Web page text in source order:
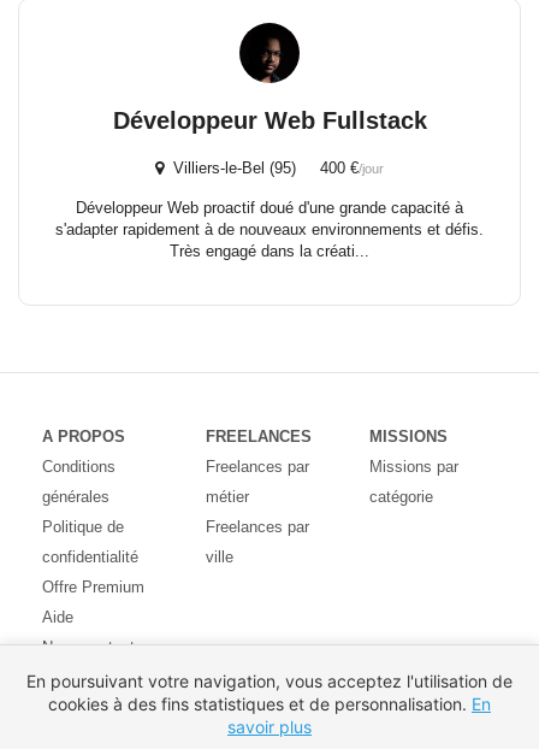
Développeur Web Fullstack
Villiers-le-Bel (95) 400 €/jour
Développeur Web proactif doué d'une grande capacité à
s'adapter rapidement à de nouveaux environnements et défis.
Très engagé dans la créati...
A PROPOS
Conditions
générales
Politique de
confidentialité
Offre Premium
Aide
Nous contacter
Avis des
utilisateurs
FREELANCES
Freelances par
métier
Freelances par
ville
MISSIONS
Missions par
catégorie
En poursuivant votre navigation, vous acceptez l'utilisation de
cookies à des fins statistiques et de personnalisation. En
savoir plus